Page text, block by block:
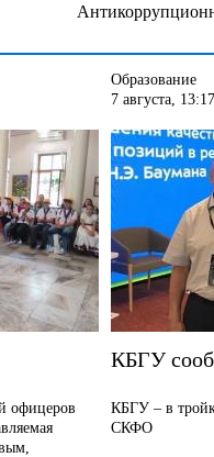
офицеров
Образование
7 августа, 13:17
КБГУ
КБГУ – в
СКФО